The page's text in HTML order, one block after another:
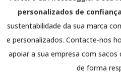
personalizados de confiança
sustentabilidade da sua marca
e personalizados. Contacte-nos
apoiar a sua empresa com sacos
de forma